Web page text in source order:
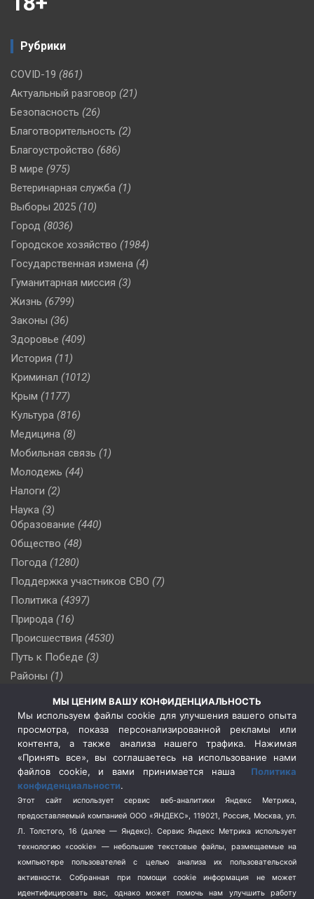
Рубрики
COVID-19 (861)
Актуальный разговор (21)
Безопасность (26)
Благотворительность (2)
Благоустройство (686)
В мире (975)
Ветеринарная служба (1)
Выборы 2025 (10)
Город (8036)
Городское хозяйство (1984)
Государственная измена (4)
Гуманитарная миссия (3)
Жизнь (6799)
Законы (36)
Здоровье (409)
История (11)
Криминал (1012)
Крым (1177)
Культура (816)
Медицина (8)
Мобильная связь (1)
Молодежь (44)
Налоги (2)
Наука (3)
Образование (440)
Общество (48)
Погода (1280)
Поддержка участников СВО (7)
Политика (4397)
Природа (16)
Происшествия (4530)
Путь к Победе (3)
Районы (1)
(510)
Сельское хозяйство (3)
Социальная политика
(3)
Спецоперация в Украине
Спецоперация на Украине
(404)
Спорт (740)
Терроризм (1)
Транспорт (262)
Туризм (178)
Флот (76)
МЫ ЦЕНИМ ВАШУ КОНФИДЕНЦИАЛЬНОСТЬ
Мы используем файлы cookie для улучшения вашего опыта
просмотра, показа персонализированной рекламы или
контента, а также анализа нашего трафика. Нажимая
«Принять все», вы соглашаетесь на использование нами
файлов cookie, и вами принимается наша Политика
конфиденциальности.
Этот сайт использует сервис веб-аналитики Яндекс Метрика,
предоставляемый компанией ООО «ЯНДЕКС», 119021, Россия, Москва, ул.
Л. Толстого, 16 (далее — Яндекс). Сервис Яндекс Метрика использует
технологию «cookie» — небольшие текстовые файлы, размещаемые на
компьютере пользователей с целью анализа их пользовательской
активности.
Собранная при помощи cookie информация не может
идентифицировать вас, однако может помочь нам улучшить работу